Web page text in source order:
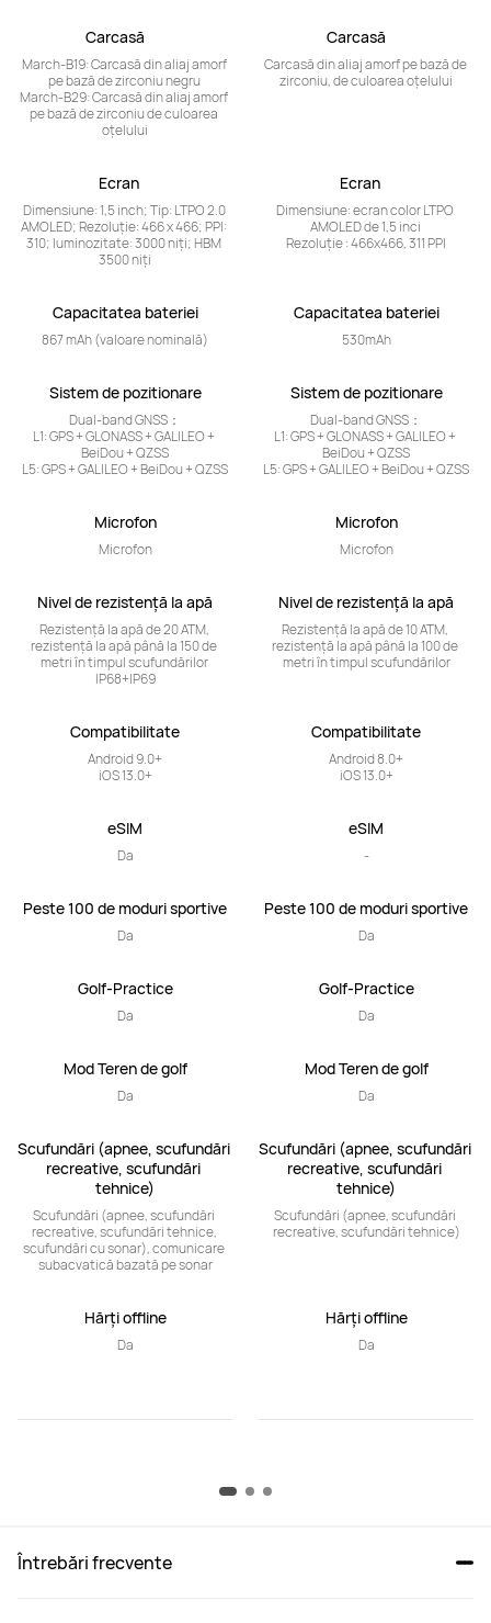
March-B19: Carcasă din aliaj amorf
pe bază de zirconiu negru
March-B29: Carcasă din aliaj amorf
pe bază de zirconiu de culoarea
oțelului
Dimensiune: 1,5 inch; Tip: LTPO 2.0
AMOLED; Rezoluție: 466 x 466; PPI:
310; luminozitate: 3000 niți; HBM
3500 niți
Capacitatea bateriei
867 mAh (valoare nominală)
Sistem de pozitionare
Dual-band GNSS：
L1: GPS + GLONASS + GALILEO +
BeiDou + QZSS
L5: GPS + GALILEO + BeiDou + QZSS
Microfon
Microfon
Nivel de rezistență la apă
Rezistență la apă de 20 ATM,
rezistență la apă până la 150 de
metri în timpul scufundărilor
IP68+IP69
Compatibilitate
Android 9.0+
iOS 13.0+
eSIM
Da
Peste 100 de moduri sportive
Da
Golf-Practice
Da
Mod Teren de golf
Da
Scufundări (apnee, scufundări
recreative, scufundări
tehnice)
Scufundări (apnee, scufundări
recreative, scufundări tehnice,
scufundări cu sonar), comunicare
subacvatică bazată pe sonar
Hărți offline
Da
Carcasă din aliaj amorf pe bază de
zirconiu, de culoarea oțelului
Dimensiune: ecran color LTPO
AMOLED de 1,5 inci
Rezoluție : 466x466, 311 PPI
Capacitatea bateriei
530mAh
Sistem de pozitionare
Dual-band GNSS：
L1: GPS + GLONASS + GALILEO +
BeiDou + QZSS
L5: GPS + GALILEO + BeiDou + QZSS
Microfon
Microfon
Nivel de rezistență la apă
Rezistență la apă de 10 ATM,
rezistență la apă până la 100 de
metri în timpul scufundărilor
Compatibilitate
Android 8.0+
iOS 13.0+
eSIM
-
Peste 100 de moduri sportive
Da
Golf-Practice
Da
Mod Teren de golf
Da
Scufundări (apnee, scufundări
recreative, scufundări
tehnice)
Scufundări (apnee, scufundări
recreative, scufundări tehnice)
Hărți offline
Da
Întrebări frecvente